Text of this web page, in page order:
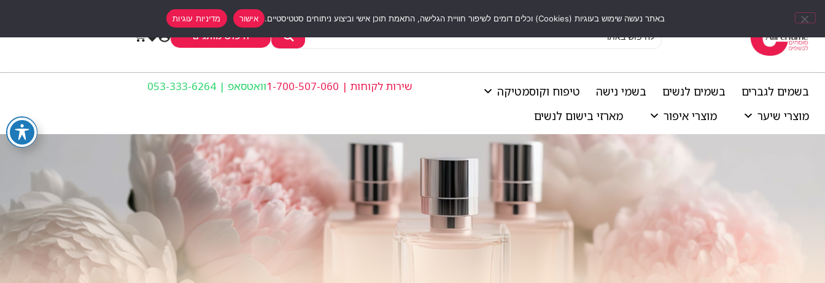
חיפוש מותגים
בשמים לגברים בשמים לנשים בשמי נישה
טיפוח וקוסמטיקה
מוצרי שיער
מוצרי איפור מארזי בישום לנשים
שירות לקוחות | 1-700-507-060 וואטסאפ | 053-333-6264
באתר נעשה שימוש בעוגיות (Cookies) וכלים דומים לשיפור חוויית הגלישה, התאמת תוכן אישי וביצוע ניתוחים סטטיסטיים. אישור מדיניות עוגיות